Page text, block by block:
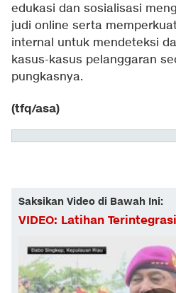
edukasi dan sosialisasi
judi online serta
internal untuk mendeteksi
kasus-kasus pelanggaran
pungkasnya.
(tfq/asa)
Saksikan Video di Bawah Ini:
VIDEO: Latihan